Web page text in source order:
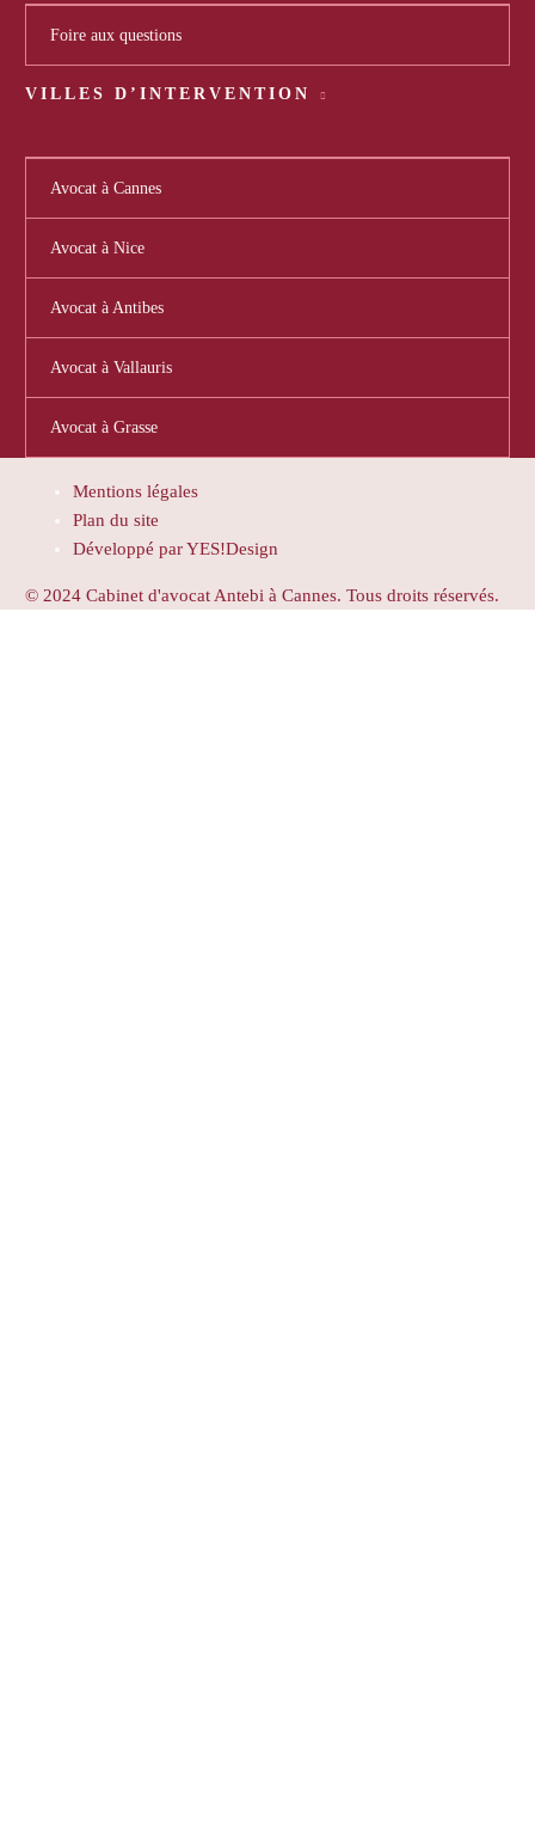
Foire aux questions
VILLES D’INTERVENTION
Avocat à Cannes
Avocat à Nice
Avocat à Antibes
Avocat à Vallauris
Avocat à Grasse
Mentions légales
Plan du site
Développé par YES!Design
© 2024 Cabinet d'avocat Antebi à Cannes. Tous droits réservés.